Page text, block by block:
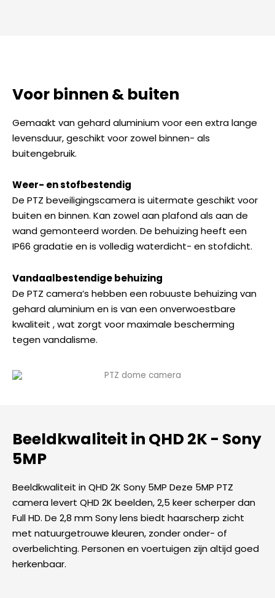
Voor binnen & buiten
Gemaakt van gehard aluminium voor een extra lange
levensduur, geschikt voor zowel binnen- als
buitengebruik.
Weer- en stofbestendig
De PTZ beveiligingscamera is uitermate geschikt voor
buiten en binnen. Kan zowel aan plafond als aan de
wand gemonteerd worden. De behuizing heeft een
IP66 gradatie en is volledig waterdicht- en stofdicht.
Vandaalbestendige behuizing
De PTZ camera’s hebben een robuuste behuizing van
gehard aluminium en is van een onverwoestbare
kwaliteit , wat zorgt voor maximale bescherming
tegen vandalisme.
Beeldkwaliteit in QHD 2K - Sony
5MP
Beeldkwaliteit in QHD 2K Sony 5MP Deze 5MP PTZ
camera levert QHD 2K beelden, 2,5 keer scherper dan
Full HD. De 2,8 mm Sony lens biedt haarscherp zicht
met natuurgetrouwe kleuren, zonder onder- of
overbelichting. Personen en voertuigen zijn altijd goed
herkenbaar.